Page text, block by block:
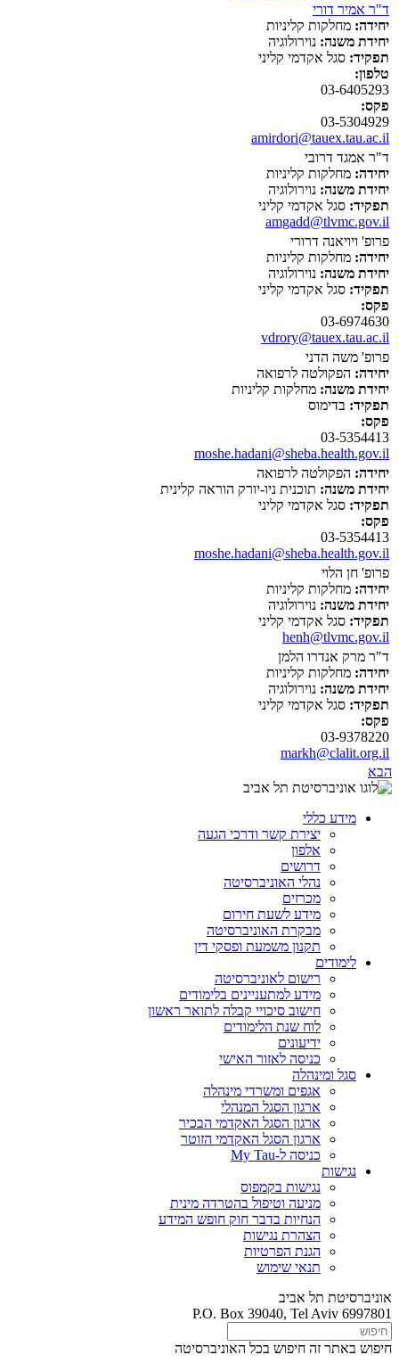
ד"ר אמיר דורי
יחידה: מחלקות קליניות
יחידת משנה: נוירולוגיה
תפקיד: סגל אקדמי קליני
טלפון:
03-6405293
פקס:
03-5304929
amirdori@tauex.tau.ac.il
ד"ר אמגד דרובי
יחידה: מחלקות קליניות
יחידת משנה: נוירולוגיה
תפקיד: סגל אקדמי קליני
amgadd@tlvmc.gov.il
פרופ' ויויאנה דרורי
יחידה: מחלקות קליניות
יחידת משנה: נוירולוגיה
תפקיד: סגל אקדמי קליני
פקס:
03-6974630
vdrory@tauex.tau.ac.il
פרופ' משה הדני
יחידה: הפקולטה לרפואה
יחידת משנה: מחלקות קליניות
תפקיד: בדימוס
פקס:
03-5354413
moshe.hadani@sheba.health.gov.il
יחידה: הפקולטה לרפואה
יחידת משנה: תוכנית ניו-יורק הוראה קלינית
תפקיד: סגל אקדמי קליני
פקס:
03-5354413
moshe.hadani@sheba.health.gov.il
פרופ' חן הלוי
יחידה: מחלקות קליניות
יחידת משנה: נוירולוגיה
תפקיד: סגל אקדמי קליני
henh@tlvmc.gov.il
ד"ר מרק אנדרו הלמן
יחידה: מחלקות קליניות
יחידת משנה: נוירולוגיה
תפקיד: סגל אקדמי קליני
פקס:
03-9378220
markh@clalit.org.il
הבא
מידע כללי
יצירת קשר ודרכי הגעה
אלפון
דרושים
נהלי האוניברסיטה
מכרזים
מידע לשעת חירום
מבקרת האוניברסיטה
תקנון משמעת ופסקי דין
לימודים
רישום לאוניברסיטה
מידע למתעניינים בלימודים
חישוב סיכויי קבלה לתואר ראשון
לוח שנת הלימודים
ידיעונים
כניסה לאזור האישי
סגל ומינהלה
אגפים ומשרדי מינהלה
ארגון הסגל המנהלי
ארגון הסגל האקדמי הבכיר
ארגון הסגל האקדמי הזוטר
כניסה ל-My Tau
נגישות
נגישות בקמפוס
מניעה וטיפול בהטרדה מינית
הנחיות בדבר חוק חופש המידע
הצהרת נגישות
הגנת הפרטיות
תנאי שימוש
אוניברסיטת תל אביב
P.O. Box 39040, Tel Aviv 6997801
חיפוש באתר זה חיפוש בכל האוניברסיטה